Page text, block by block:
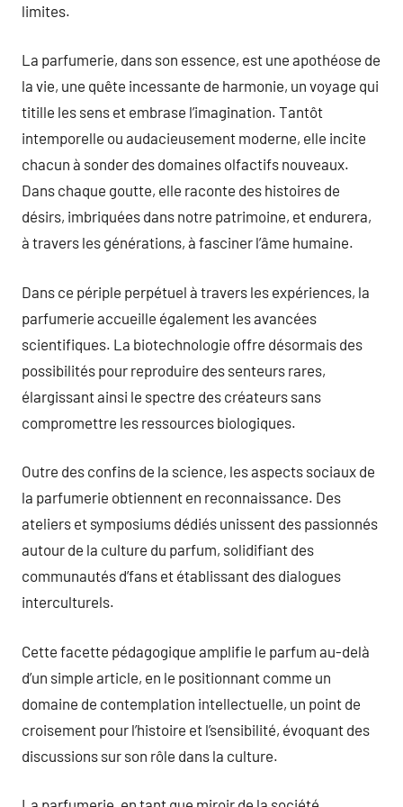
limites.
La parfumerie, dans son essence, est une apothéose de
la vie, une quête incessante de harmonie, un voyage qui
titille les sens et embrase l’imagination. Tantôt
intemporelle ou audacieusement moderne, elle incite
chacun à sonder des domaines olfactifs nouveaux.
Dans chaque goutte, elle raconte des histoires de
désirs, imbriquées dans notre patrimoine, et endurera,
à travers les générations, à fasciner l’âme humaine.
Dans ce périple perpétuel à travers les expériences, la
parfumerie accueille également les avancées
scientifiques. La biotechnologie offre désormais des
possibilités pour reproduire des senteurs rares,
élargissant ainsi le spectre des créateurs sans
compromettre les ressources biologiques.
Outre des confins de la science, les aspects sociaux de
la parfumerie obtiennent en reconnaissance. Des
ateliers et symposiums dédiés unissent des passionnés
autour de la culture du parfum, solidifiant des
communautés d’fans et établissant des dialogues
interculturels.
Cette facette pédagogique amplifie le parfum au-delà
d’un simple article, en le positionnant comme un
domaine de contemplation intellectuelle, un point de
croisement pour l’histoire et l’sensibilité, évoquant des
discussions sur son rôle dans la culture.